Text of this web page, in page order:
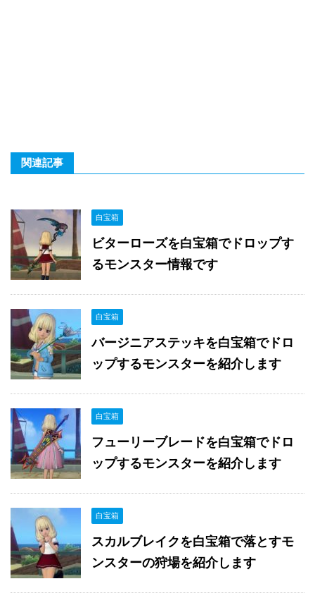
関連記事
白宝箱
ビターローズを白宝箱でドロップす
るモンスター情報です
白宝箱
バージニアステッキを白宝箱でドロ
ップするモンスターを紹介します
白宝箱
フューリーブレードを白宝箱でドロ
ップするモンスターを紹介します
白宝箱
スカルブレイクを白宝箱で落とすモ
ンスターの狩場を紹介します